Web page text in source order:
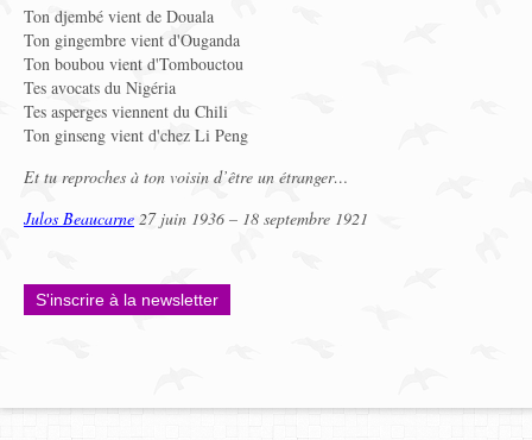
Ton djembé vient de Douala
Ton gingembre vient d'Ouganda
Ton boubou vient d'Tombouctou
Tes avocats du Nigéria
Tes asperges viennent du Chili
Ton ginseng vient d'chez Li Peng
Et tu reproches à ton voisin d’être un étranger…
Julos Beaucarne 27 juin 1936 – 18 septembre 1921
S'inscrire à la newsletter